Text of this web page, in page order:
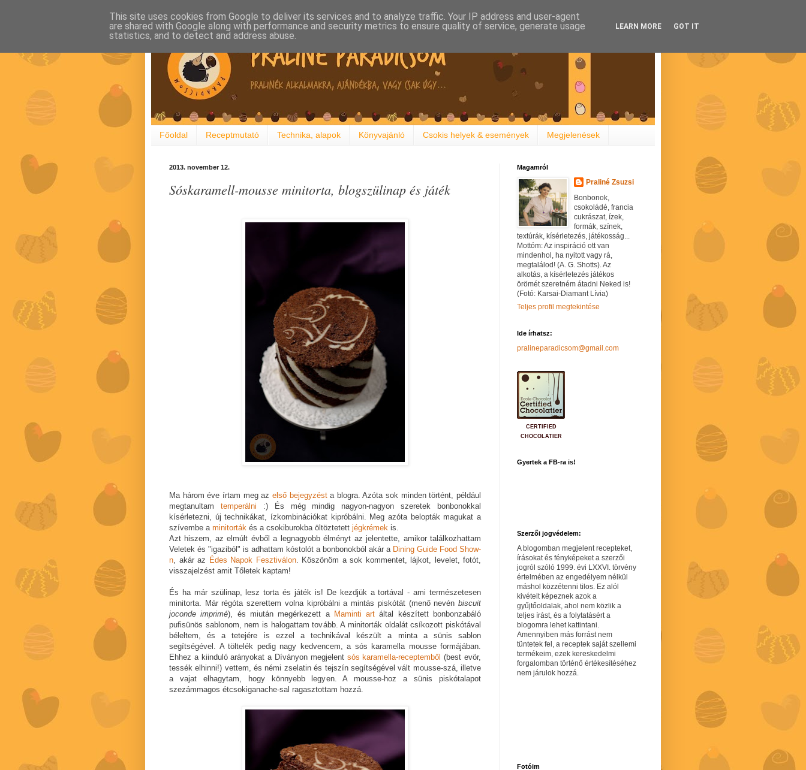
Főoldal Receptmutató Technika, alapok Könyvajánló Csokis helyek & események Megjelenések
2013. november 12.
Sóskaramell-mousse minitorta, blogszülinap és játék
Ma három éve írtam meg az első bejegyzésta blogra. Azóta sok minden történt, például
megtanultam temperálni :) És még mindig nagyon-nagyon szeretek bonbonokkal
kísérletezni, új technikákat, ízkombinációkat kipróbálni. Meg azóta belopták magukat a
szívembe a minitorták és a csokiburokba öltöztetett jégkrémek is.
Azt hiszem, az elmúlt évből a legnagyobb élményt az jelentette, amikor találkozhattam
Veletek és "igaziból" is adhattam kóstolót a bonbonokból akár a Dining Guide Food Show-
n, akár az Édes Napok Fesztiválon. Köszönöm a sok kommentet, lájkot, levelet, fotót,
visszajelzést amit Tőletek kaptam!
És ha már szülinap, lesz torta és játék is! De kezdjük a tortával - ami természetesen
minitorta. Már régóta szerettem volna kipróbálni a mintás piskótát (menő nevén biscuit
joconde imprimé), és miután megérkezett a Maminti art által készített bonbonzabáló
pufisünös sablonom, nem is halogattam tovább. A minitorták oldalát csíkozott piskótával
béleltem, és a tetejére is ezzel a technikával készült a minta a sünis sablon
segítségével. A töltelék pedig nagy kedvencem, a sós karamella mousse formájában.
Ehhez a kiinduló arányokat a Díványon megjelent sós karamella-receptemből (best evör,
tessék elhinni!) vettem, és némi zselatin és tejszín segítségével vált mousse-szá, illetve
a vajat elhagytam, hogy könnyebb legyen. A mousse-hoz a sünis piskótalapot
szezámmagos étcsokiganache-sal ragasztottam hozzá.
Magamról
Praliné Zsuzsi
Bonbonok,
csokoládé, francia
cukrászat, ízek,
formák, színek,
textúrák, kísérletezés, játékosság...
Mottóm: Az inspiráció ott van
mindenhol, ha nyitott vagy rá,
megtalálod! (A. G. Shotts). Az
alkotás, a kísérletezés játékos
örömét szeretném átadni Neked is!
(Fotó: Karsai-Diamant Lívia)
Teljes profil megtekintése
Ide írhatsz:
pralineparadicsom@gmail.com
CERTIFIED
CHOCOLATIER
Gyertek a FB-ra is!
Szerzői jogvédelem:
A blogomban megjelent recepteket,
írásokat és fényképeket a szerzői
jogról szóló 1999. évi LXXVI. törvény
értelmében az engedélyem nélkül
máshol közzétenni tilos. Ez alól
kivételt képeznek azok a
gyűjtőoldalak, ahol nem közlik a
teljes írást, és a folytatásért a
blogomra lehet kattintani.
Amennyiben más forrást nem
tüntetek fel, a receptek saját szellemi
termékeim, ezek kereskedelmi
forgalomban történő értékesítéséhez
nem járulok hozzá.
Fotóim
This site uses cookies from Google to deliver its services and to analyze traffic. Your IP address and user-agent
are shared with Google along with performance and security metrics to ensure quality of service, generate usage
statistics, and to detect and address abuse.
LEARN MORE GOT IT